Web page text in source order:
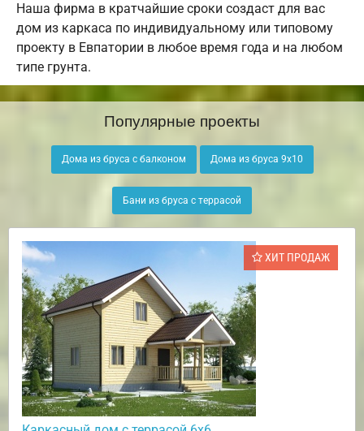
Наша фирма в кратчайшие сроки создаст для вас
дом из каркаса по индивидуальному или типовому
проекту в Евпатории в любое время года и на любом
типе грунта.
Популярные проекты
Дома из бруса с балконом Дома из бруса 9х10
Бани из бруса с террасой
ХИТ ПРОДАЖ